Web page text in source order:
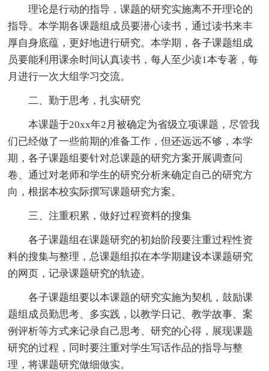
理论是行动的指导，课题的研究实施离不开理论的
指导。本学期各课题组成员要潜心读书，通过读书来丰
厚自身底蕴，更好地进行研究。本学期，各子课题组成
员要能利用课余时间认真读书，每人至少读1本专著，每
月进行一次大组学习交流。
二、勤于思考，扎实研究
本课题于20xx年2月被确定为省级立项课题，尽管我
们已经做了一些前期的准备工作，但还远远不够，本学
期，各子课题组要针对总课题的研究方案开展调查问
卷、通过对老师和学生的研究分析来确定自己的研究方
向，根据本校实际撰写课题研究方案。
三、注重积累，做好过程资料的搜集
各子课题组在课题研究的初始阶段要注重过程性资
料的搜集与整理，总课题组拟在本学期建设本课题研究
的网页，记录课题研究的轨迹。
各子课题组要以本课题的研究实施为契机，鼓励课
题组成员勤思考、多实践，以教学日记、教学故事、案
例评析等方式来记录自己思考、研究的心得，展现课题
研究的过程，同时要注重对学生写话作品的指导与整
理，将课题研究做细做实。